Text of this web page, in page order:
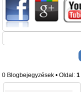
0 Blogbejegyzések • Oldal: 1